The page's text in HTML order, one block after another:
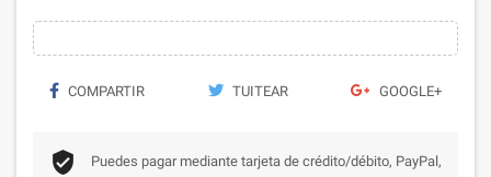
COMPARTIR TUITEAR GOOGLE+
Puedes pagar mediante tarjeta de crédito/débito, PayPal,